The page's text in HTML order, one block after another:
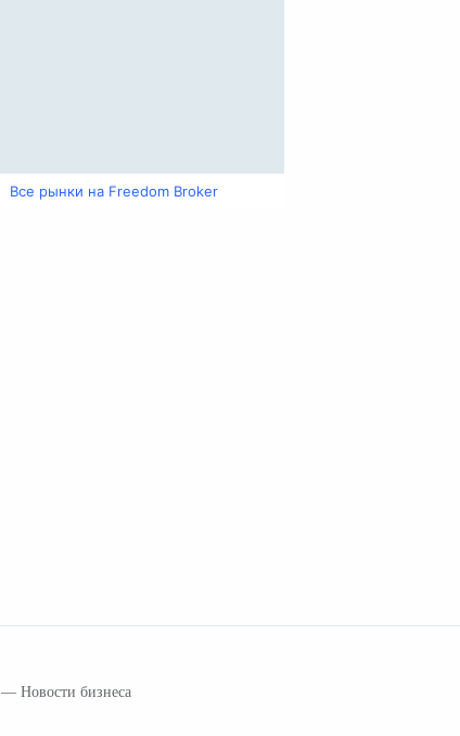
Все рынки на Freedom Broker
— Новости бизнеса